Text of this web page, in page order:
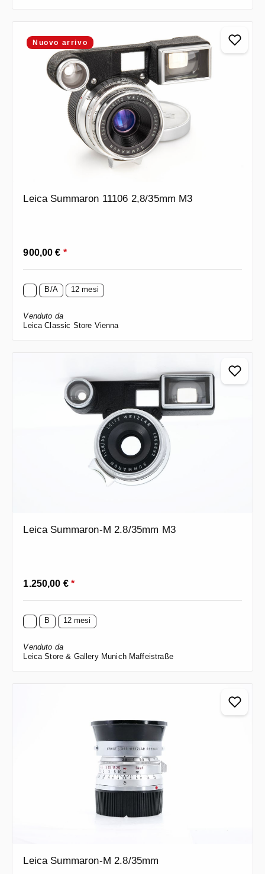
Nuovo arrivo
Leica Summaron 11106 2,8/35mm M3
Prezzo normale:
900,00 € *
B/A 12 mesi
Venduto da
Leica Classic Store Vienna
Leica Summaron-M 2.8/35mm M3
Prezzo normale:
1.250,00 €*
B 12 mesi
Venduto da
Leica Store & Gallery Munich Maffeistraße
Leica Summaron-M 2.8/35mm